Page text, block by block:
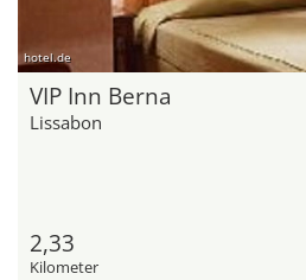
hotel.de
VIP Inn Berna
Lissabon
2,33
Kilometer